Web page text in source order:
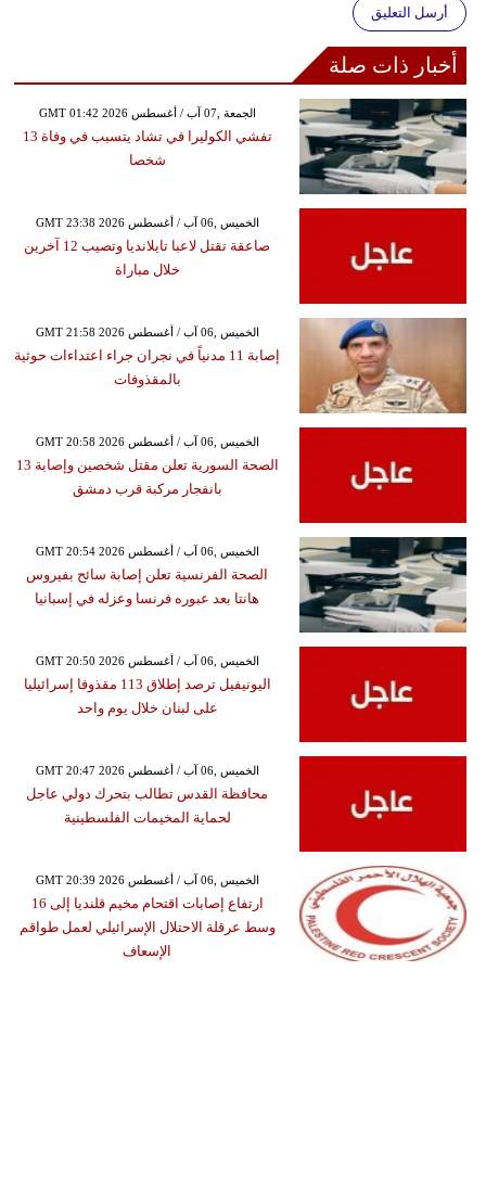
أرسل التعليق
أخبار ذات صلة
GMT 01:42 2026 الجمعة ,07 آب / أغسطس
تفشي الكوليرا في تشاد يتسبب في وفاة 13
شخصا
GMT 23:38 2026 الخميس ,06 آب / أغسطس
صاعقة تقتل لاعبا تايلانديا وتصيب 12 آخرين
خلال مباراة
GMT 21:58 2026 الخميس ,06 آب / أغسطس
إصابة 11 مدنياً في نجران جراء اعتداءات حوثية
بالمقذوفات
GMT 20:58 2026 الخميس ,06 آب / أغسطس
الصحة السورية تعلن مقتل شخصين وإصابة 13
بانفجار مركبة قرب دمشق
GMT 20:54 2026 الخميس ,06 آب / أغسطس
الصحة الفرنسية تعلن إصابة سائح بفيروس
هانتا بعد عبوره فرنسا وعزله في إسبانيا
GMT 20:50 2026 الخميس ,06 آب / أغسطس
اليونيفيل ترصد إطلاق 113 مقذوفا إسرائيليا
على لبنان خلال يوم واحد
GMT 20:47 2026 الخميس ,06 آب / أغسطس
محافظة القدس تطالب بتحرك دولي عاجل
لحماية المخيمات الفلسطينية
GMT 20:39 2026 الخميس ,06 آب / أغسطس
ارتفاع إصابات اقتحام مخيم قلنديا إلى 16
وسط عرقلة الاحتلال الإسرائيلي لعمل طواقم
الإسعاف